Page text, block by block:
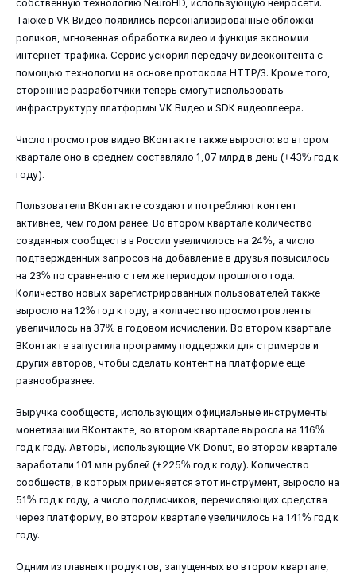
собственную технологию NeuroHD, использующую нейросети.
Также в VK Видео появились персонализированные обложки
роликов, мгновенная обработка видео и функция экономии
интернет-трафика. Сервис ускорил передачу видеоконтента с
помощью технологии на основе протокола HTTP/3. Кроме того,
сторонние разработчики теперь смогут использовать
инфраструктуру платформы VK Видео и SDK видеоплеера.
Число просмотров видео ВКонтакте также выросло: во втором
квартале оно в среднем составляло 1,07 млрд в день (+43% год к
году).
Пользователи ВКонтакте создают и потребляют контент
активнее, чем годом ранее. Во втором квартале количество
созданных сообществ в России увеличилось на 24%, а число
подтвержденных запросов на добавление в друзья повысилось
на 23% по сравнению с тем же периодом прошлого года.
Количество новых зарегистрированных пользователей также
выросло на 12% год к году, а количество просмотров ленты
увеличилось на 37% в годовом исчислении. Во втором квартале
ВКонтакте запустила программу поддержки для стримеров и
других авторов, чтобы сделать контент на платформе еще
разнообразнее.
Выручка сообществ, использующих официальные инструменты
монетизации ВКонтакте, во втором квартале выросла на 116%
год к году. Авторы, использующие VK Donut, во втором квартале
заработали 101 млн рублей (+225% год к году). Количество
сообществ, в которых применяется этот инструмент, выросло на
51% год к году, а число подписчиков, перечисляющих средства
через платформу, во втором квартале увеличилось на 141% год к
году.
Одним из главных продуктов, запущенных во втором квартале,